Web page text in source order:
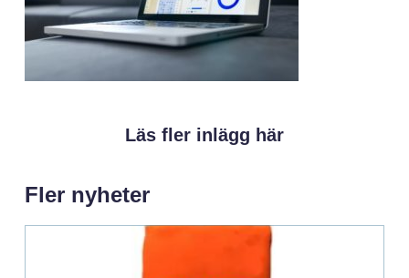
Läs fler inlägg här
Fler nyheter